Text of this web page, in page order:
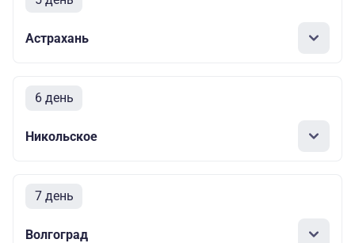
Астрахань
6 день
Никольское
7 день
Волгоград